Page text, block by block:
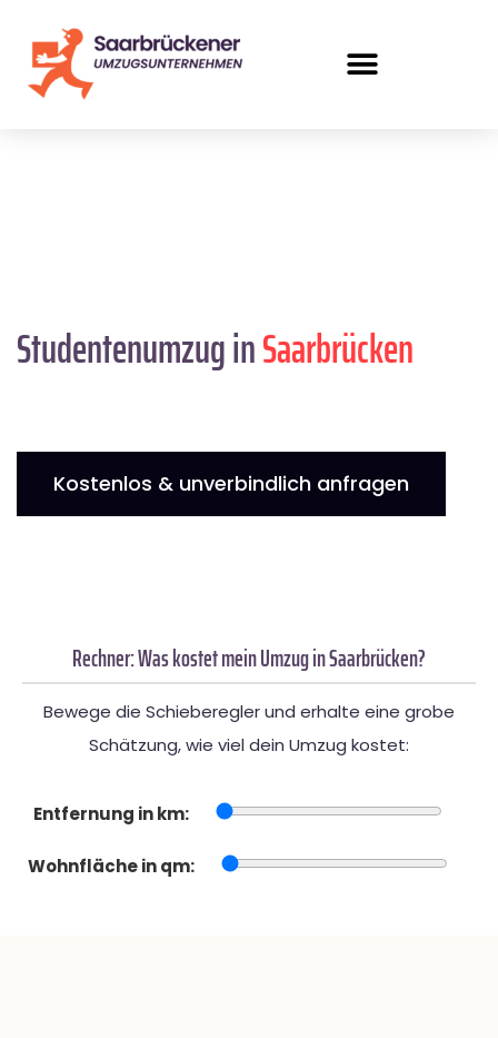
Studentenumzug inSaarbrücken
Kostenlos & unverbindlich anfragen
Rechner: Was kostet mein Umzug in Saarbrücken?
Bewege die Schieberegler und erhalte eine grobe
Schätzung, wie viel dein Umzug kostet:
Entfernung in km:
Wohnfläche in qm: